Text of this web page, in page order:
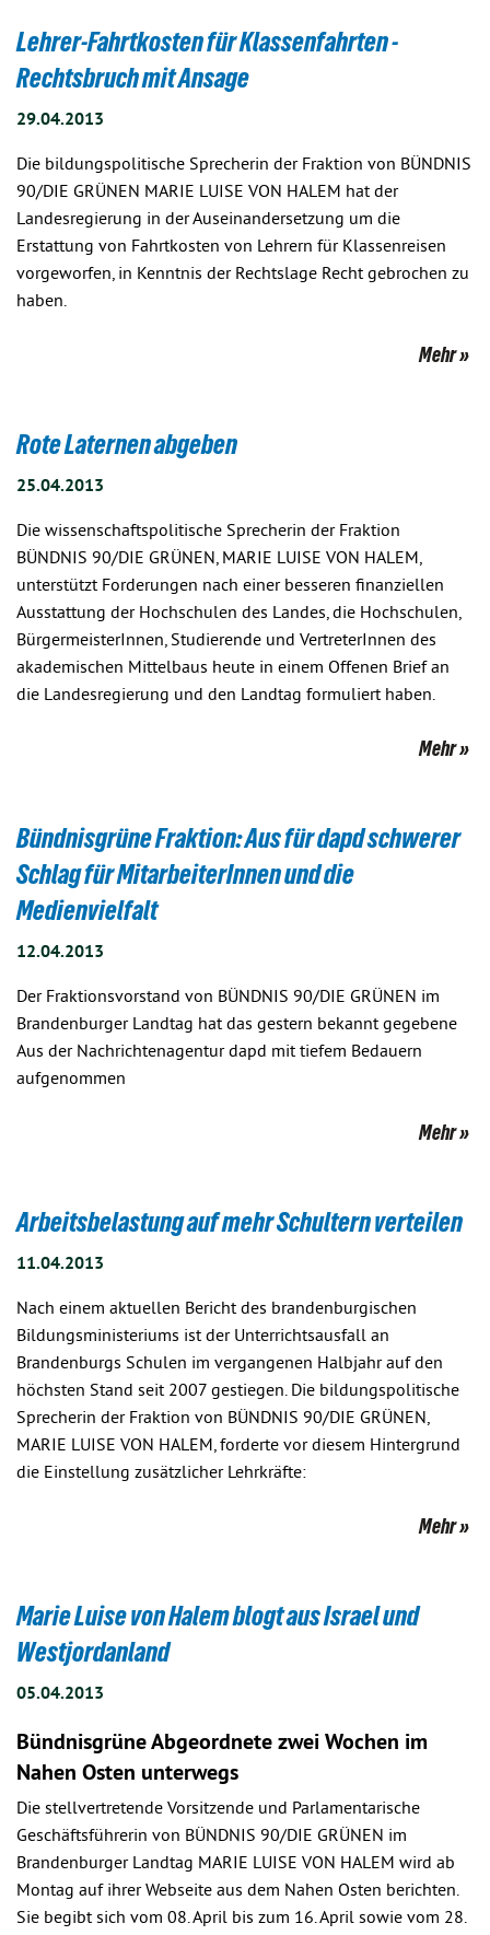
Lehrer-Fahrtkosten für Klassenfahrten -
Rechtsbruch mit Ansage
29.04.2013
Die bildungspolitische Sprecherin der Fraktion von BÜNDNIS
90/DIE GRÜNEN MARIE LUISE VON HALEM hat der
Landesregierung in der Auseinandersetzung um die
Erstattung von Fahrtkosten von Lehrern für Klassenreisen
vorgeworfen, in Kenntnis der Rechtslage Recht gebrochen zu
haben.
Mehr
Rote Laternen abgeben
25.04.2013
Die wissenschaftspolitische Sprecherin der Fraktion
BÜNDNIS 90/DIE GRÜNEN, MARIE LUISE VON HALEM,
unterstützt Forderungen nach einer besseren finanziellen
Ausstattung der Hochschulen des Landes, die Hochschulen,
BürgermeisterInnen, Studierende und VertreterInnen des
akademischen Mittelbaus heute in einem Offenen Brief an
die Landesregierung und den Landtag formuliert haben.
Mehr
Bündnisgrüne Fraktion: Aus für dapd schwerer
Schlag für MitarbeiterInnen und die
Medienvielfalt
12.04.2013
Der Fraktionsvorstand von BÜNDNIS 90/DIE GRÜNEN im
Brandenburger Landtag hat das gestern bekannt gegebene
Aus der Nachrichtenagentur dapd mit tiefem Bedauern
aufgenommen
Mehr
Arbeitsbelastung auf mehr Schultern verteilen
11.04.2013
Nach einem aktuellen Bericht des brandenburgischen
Bildungsministeriums ist der Unterrichtsausfall an
Brandenburgs Schulen im vergangenen Halbjahr auf den
höchsten Stand seit 2007 gestiegen. Die bildungspolitische
Sprecherin der Fraktion von BÜNDNIS 90/DIE GRÜNEN,
MARIE LUISE VON HALEM, forderte vor diesem Hintergrund
die Einstellung zusätzlicher Lehrkräfte:
Mehr
Marie Luise von Halem blogt aus Israel und
Westjordanland
05.04.2013
Bündnisgrüne Abgeordnete zwei Wochen im
Nahen Osten unterwegs
Die stellvertretende Vorsitzende und Parlamentarische
Geschäftsführerin von BÜNDNIS 90/DIE GRÜNEN im
Brandenburger Landtag MARIE LUISE VON HALEM wird ab
Montag auf ihrer Webseite aus dem Nahen Osten berichten.
Sie begibt sich vom 08. April bis zum 16. April sowie vom 28.